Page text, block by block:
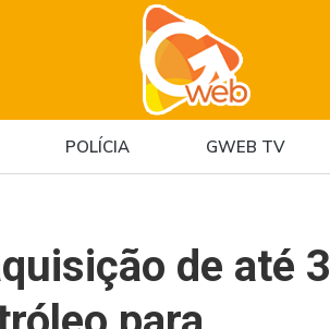
POLÍCIA GWEB TV
de até 3